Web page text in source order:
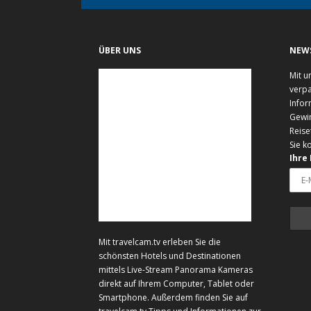
ÜBER UNS
Mit travelcam.tv erleben Sie die
schönsten Hotels und Destinationen
mittels Live-Stream Panorama Kameras
direkt auf Ihrem Computer, Tablet oder
Smartphone. Außerdem finden Sie auf
Mit
Sie
Ihre